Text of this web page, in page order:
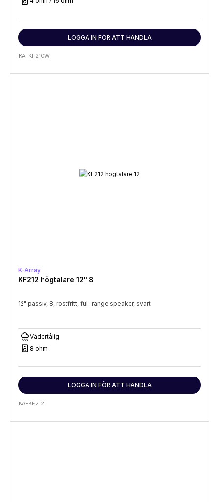
LOGGA IN FÖR ATT HANDLA
KA-KF210W
K-Array
KF212 högtalare 12" 8
12" passiv, 8, rostfritt, full-range speaker, svart
rainyVädertålig
speaker 8 ohm
LOGGA IN FÖR ATT HANDLA
KA-KF212